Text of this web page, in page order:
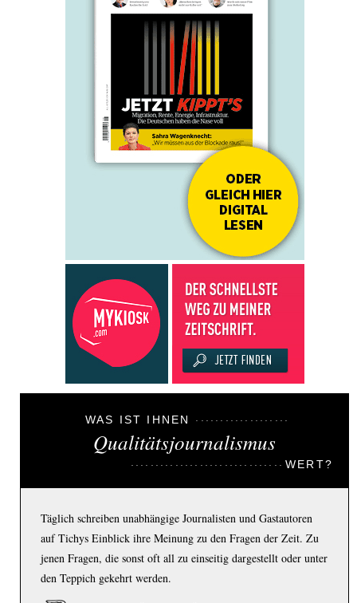
WAS IST IHNEN
Qualitätsjournalismus
WERT?
Täglich schreiben unabhängige Journalisten und Gastautoren
auf Tichys Einblick ihre Meinung zu den Fragen der Zeit. Zu
jenen Fragen, die sonst oft all zu einseitig dargestellt oder unter
den Teppich gekehrt werden.